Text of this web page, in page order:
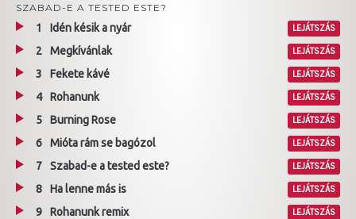
SZABAD-E A TESTED ESTE?
LEJÁTSZÁS
1 Idén késik a nyár
LEJÁTSZÁS
2 Megkívánlak
LEJÁTSZÁS
3 Fekete kávé
LEJÁTSZÁS
4 Rohanunk
LEJÁTSZÁS
5 Burning Rose
LEJÁTSZÁS
6 Mióta rám se bagózol
LEJÁTSZÁS
7 Szabad-e a tested este?
LEJÁTSZÁS
8 Ha lenne más is
LEJÁTSZÁS
9 Rohanunk remix